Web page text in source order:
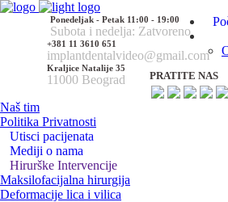
Ponedeljak - Petak 11:00 - 19:00
Subota i nedelja: Zatvoreno
+381 11 3610 651
implantdentalvideo@gmail.com
Kraljice Natalije 35
11000 Beograd PRATITE NAS
Naš tim
Politika Privatnosti
Utisci pacijenata
Mediji o nama
Hirurške Intervencije
Maksilofacijalna hirurgija
Deformacije lica i vilica